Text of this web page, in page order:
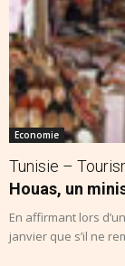
Economie
Tunisie –
Houas, un
En affirmant lors
janvier que s’il ne